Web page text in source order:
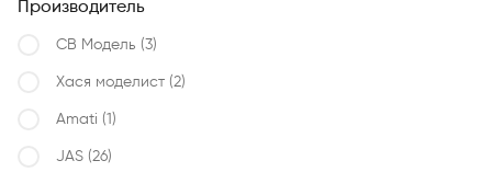
Производитель
СВ Модель (3)
Хася моделист (2)
Amati (1)
JAS (26)